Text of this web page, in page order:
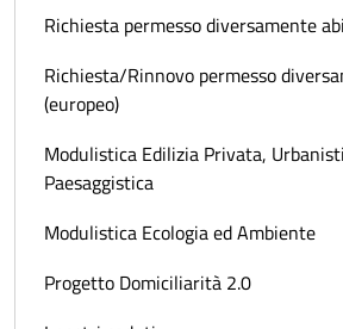
Richiesta permesso diversamente
Richiesta/Rinnovo permesso
(europeo)
Modulistica Edilizia Privata,
Paesaggistica
Modulistica Ecologia ed Ambiente
Progetto Domiciliarità 2.0